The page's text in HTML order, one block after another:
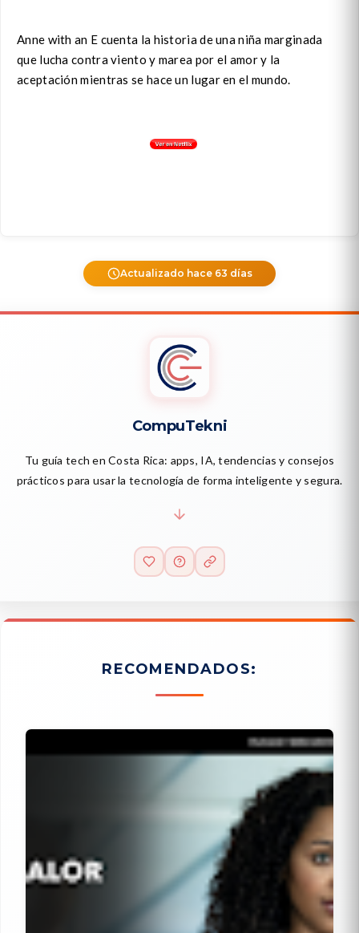
Anne with an E cuenta la historia de una niña marginada
que lucha contra viento y marea por el amor y la
aceptación mientras se hace un lugar en el mundo.
Actualizado hace 63 días
CompuTekni
Tu guía tech en Costa Rica: apps, IA, tendencias y consejos
prácticos para usar la tecnología de forma inteligente y segura.
RECOMENDADOS: